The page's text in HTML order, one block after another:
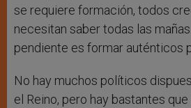
se requiere formación, todos
necesitan saber todas las
pendiente es formar auténticos
No hay muchos políticos
el Reino, pero hay bastantes